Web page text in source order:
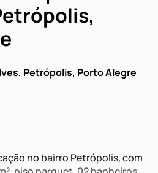
Petrópolis, Porto Alegre
no bairro Petrópolis, com